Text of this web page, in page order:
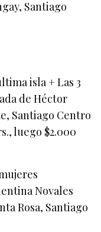
Santiago
isla + Las 3
de Héctor
Santiago Centro
luego $2.000
Novales
Rosa, Santiago